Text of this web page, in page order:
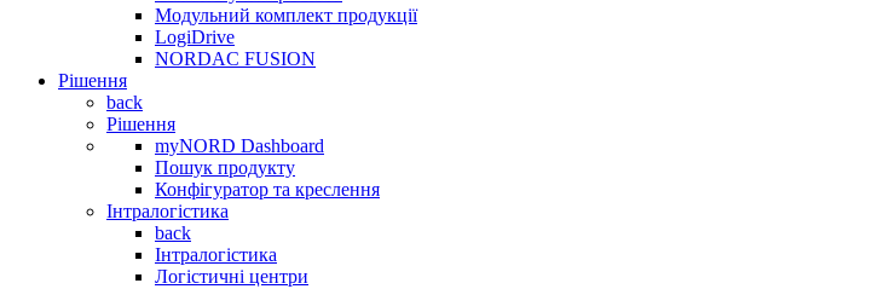
Модульний комплект продукції
LogiDrive
NORDAC FUSION
Рішення
back
Рішення
myNORD Dashboard
Пошук продукту
Конфігуратор та креслення
Інтралогістика
back
Інтралогістика
Логістичні центри